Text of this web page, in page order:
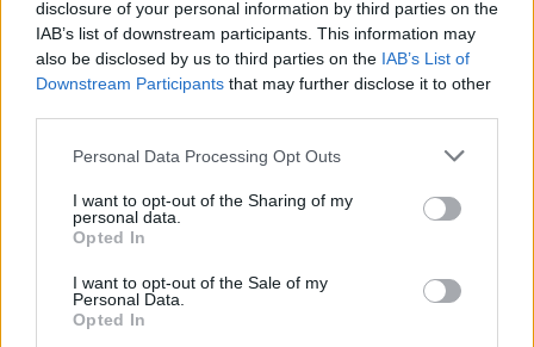
disclosure of your personal information by third parties on the
IAB’s list of downstream participants. This information may
also be disclosed by us to third parties on the IAB’s List of
Downstream Participants that may further disclose it to other
Please note that this website/app uses one or more Google
not limited to your visit or usage behaviour. You may click to
grant or deny consent to Google and its third-party tags to
use your data for below specified purposes in below Google
consent section.
Personal Data Processing Opt Outs
I want to opt-out of the Sharing of my
personal data.
Opted In
I want to opt-out of the Sale of my
Personal Data.
Opted In
συμμετείχε στη διαδήλωση όπως και
100.000 άτομα»
4Σίντνεϊ Τάουλ: Πέθανε σε ηλικία 26 ετών η
σταρ του TikTok – Kατέγραφε τη ζωή της
με τον καρκίνο
Μεταφορές χρημάτων: Πότε μπορεί να
– Τι ισχυεί για τις γονικές παροχές
Πιο σχολιασμένα
Έφυγαν οι συνεργάτες, μένει η Μαρία